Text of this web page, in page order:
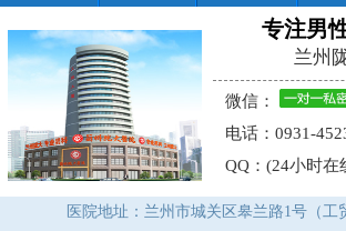
专注男
兰州
微信：
电话：0931-
QQ：(24小时在
医院地址：兰州市城关区皋兰路1号（工